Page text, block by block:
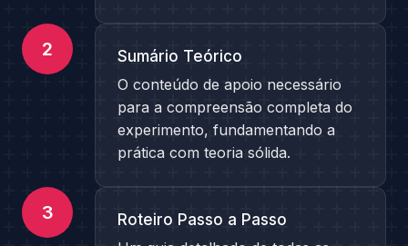
2
Sumário Teórico
O conteúdo de apoio necessário
para a compreensão completa do
experimento, fundamentando a
prática com teoria sólida.
3
Roteiro Passo a Passo